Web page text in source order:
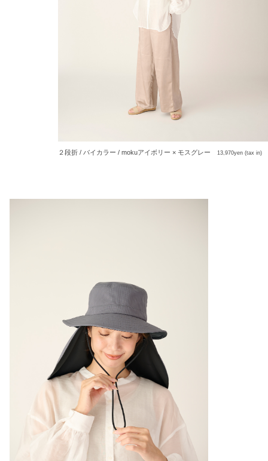
２段折 / バイカラー / mokuアイボリー × モスグレー 13,970yen (tax in)